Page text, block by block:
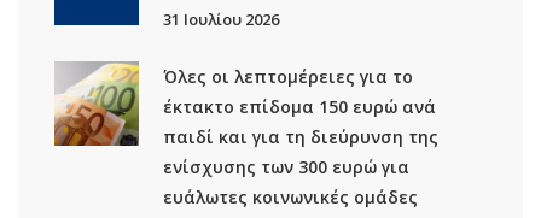
31 Ιουλίου 2026
Όλες οι λεπτομέρειες για το
έκτακτο επίδομα 150 ευρώ ανά
παιδί και για τη διεύρυνση της
ενίσχυσης των 300 ευρώ για
ευάλωτες κοινωνικές ομάδες